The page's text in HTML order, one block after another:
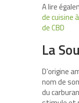
A lire
de cuisine
de CBD
La
D’origine
nom de
du